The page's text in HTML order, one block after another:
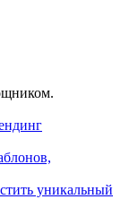
уникальный